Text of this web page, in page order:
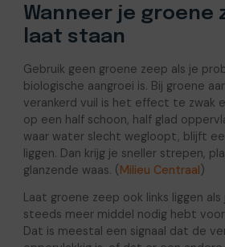
Wanneer je groene
laat staan
Gebruik geen groene zeep als je
biologische aangroei is. Bij groene
verankerd vuil is het effect te zwak
op een half schoon, half glad
waar water slecht wegloopt, blijft
liggen. Dan krijg je sneller strepen,
glanzende waas. (Milieu Centraal)
Laat groene zeep ook links liggen
steeds meer middel nodig hebt
Dat is meestal een signaal dat de